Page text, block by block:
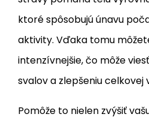
ktoré spôsobujú únavu
aktivity. Vďaka tomu
intenzívnejšie, čo môže
svalov a zlepšeniu celkovej
Pomôže to nielen zvýšiť